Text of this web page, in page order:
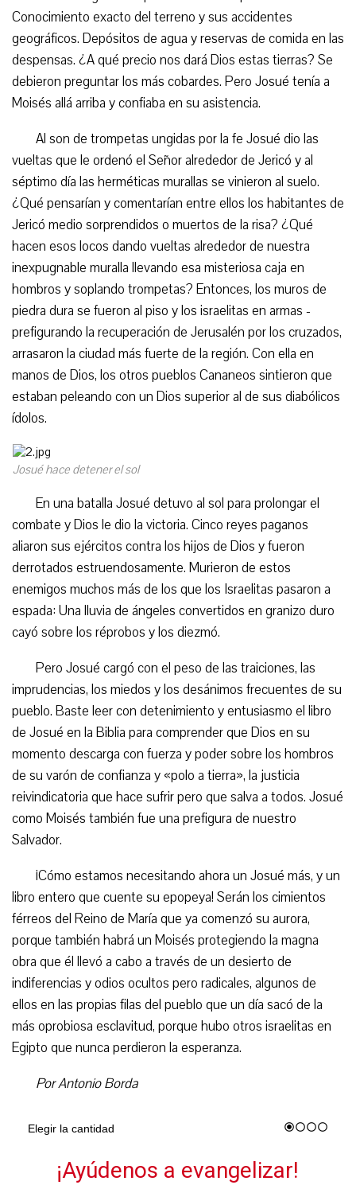
Conocimiento exacto del terreno y sus accidentes
geográficos. Depósitos de agua y reservas de comida en las
despensas. ¿A qué precio nos dará Dios estas tierras? Se
debieron preguntar los más cobardes. Pero Josué tenía a
Moisés allá arriba y confiaba en su asistencia.
Al son de trompetas ungidas por la fe Josué dio las
vueltas que le ordenó el Señor alrededor de Jericó y al
séptimo día las herméticas murallas se vinieron al suelo.
¿Qué pensarían y comentarían entre ellos los habitantes de
Jericó medio sorprendidos o muertos de la risa? ¿Qué
hacen esos locos dando vueltas alrededor de nuestra
inexpugnable muralla llevando esa misteriosa caja en
hombros y soplando trompetas? Entonces, los muros de
piedra dura se fueron al piso y los israelitas en armas -
prefigurando la recuperación de Jerusalén por los cruzados,
arrasaron la ciudad más fuerte de la región. Con ella en
manos de Dios, los otros pueblos Cananeos sintieron que
estaban peleando con un Dios superior al de sus diabólicos
ídolos.
Josué hace detener el sol
En una batalla Josué detuvo al sol para prolongar el
combate y Dios le dio la victoria. Cinco reyes paganos
aliaron sus ejércitos contra los hijos de Dios y fueron
derrotados estruendosamente. Murieron de estos
enemigos muchos más de los que los Israelitas pasaron a
espada: Una lluvia de ángeles convertidos en granizo duro
cayó sobre los réprobos y los diezmó.
Pero Josué cargó con el peso de las traiciones, las
imprudencias, los miedos y los desánimos frecuentes de su
pueblo. Baste leer con detenimiento y entusiasmo el libro
de Josué en la Biblia para comprender que Dios en su
momento descarga con fuerza y poder sobre los hombros
de su varón de confianza y «polo a tierra», la justicia
reivindicatoria que hace sufrir pero que salva a todos. Josué
como Moisés también fue una prefigura de nuestro
Salvador.
¡Cómo estamos necesitando ahora un Josué más, y un
libro entero que cuente su epopeya! Serán los cimientos
férreos del Reino de María que ya comenzó su aurora,
porque también habrá un Moisés protegiendo la magna
obra que él llevó a cabo a través de un desierto de
indiferencias y odios ocultos pero radicales, algunos de
ellos en las propias filas del pueblo que un día sacó de la
más oprobiosa esclavitud, porque hubo otros israelitas en
Egipto que nunca perdieron la esperanza.
Por Antonio Borda